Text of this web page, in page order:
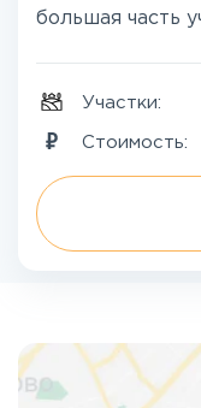
большая часть
Участки:
Стоимость: